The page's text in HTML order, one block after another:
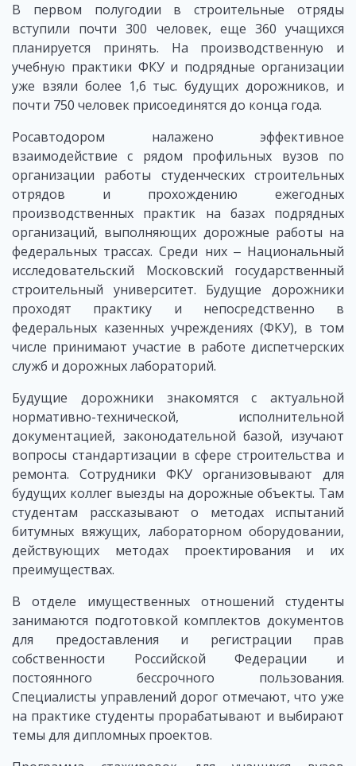
В первом полугодии в строительные отряды
вступили почти 300 человек, еще 360 учащихся
планируется принять. На производственную и
учебную практики ФКУ и подрядные организации
уже взяли более 1,6 тыс. будущих дорожников, и
почти 750 человек присоединятся до конца года.
Росавтодором налажено эффективное
взаимодействие с рядом профильных вузов по
организации работы студенческих строительных
отрядов и прохождению ежегодных
производственных практик на базах подрядных
организаций, выполняющих дорожные работы на
федеральных трассах. Среди них ‒ Национальный
исследовательский Московский государственный
строительный университет. Будущие дорожники
проходят практику и непосредственно в
федеральных казенных учреждениях (ФКУ), в том
числе принимают участие в работе диспетчерских
служб и дорожных лабораторий.
Будущие дорожники знакомятся с актуальной
нормативно-технической, исполнительной
документацией, законодательной базой, изучают
вопросы стандартизации в сфере строительства и
ремонта. Сотрудники ФКУ организовывают для
будущих коллег выезды на дорожные объекты. Там
студентам рассказывают о методах испытаний
битумных вяжущих, лабораторном оборудовании,
действующих методах проектирования и их
преимуществах.
В отделе имущественных отношений студенты
занимаются подготовкой комплектов документов
для предоставления и регистрации прав
собственности Российской Федерации и
постоянного бессрочного пользования.
Специалисты управлений дорог отмечают, что уже
на практике студенты прорабатывают и выбирают
темы для дипломных проектов.